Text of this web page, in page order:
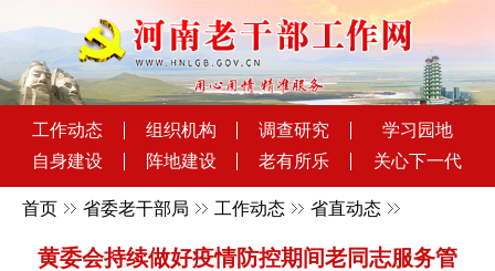
工作动态 组织机构 调查研究
学习园地
自身建设
阵地建设 老有所乐 关心下一代
首页 省委老干部局 工作动态 省直动态
黄委会持续做好疫情防控期间老同志服务管